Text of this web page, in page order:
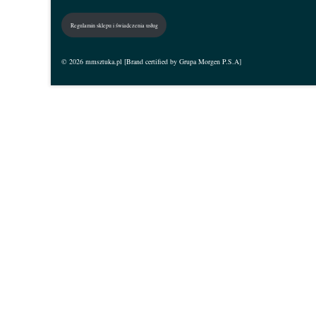
Regulamin sklepu i świadczenia usług
© 2026 mmsztuka.pl [Brand certified by Grupa Morgen P.S.A]